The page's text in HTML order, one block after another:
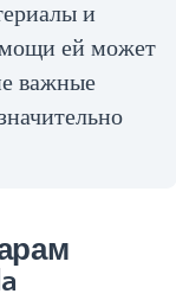
и
ей может
важные